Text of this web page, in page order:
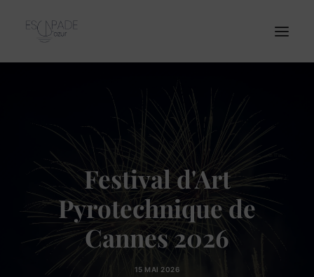
Entreprises
Contact
Festival d'Art
Pyrotechnique de
Cannes 2026
15 MAI 2026